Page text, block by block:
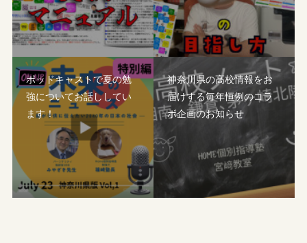
ポッドキャストで夏の勉
強についてお話ししてい
ます！
神奈川県の高校情報をお
届けする毎年恒例のコラ
ボ企画のお知らせ